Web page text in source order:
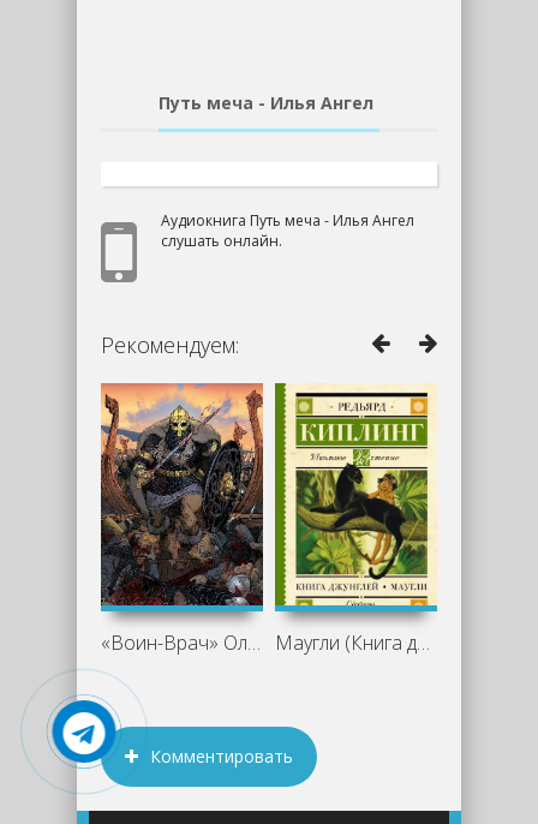
Путь меча - Илья Ангел
Аудиокнига Путь меча - Илья Ангел
слушать онлайн.
Рекомендуем:
«Воин-Врач» Олега Дмитриева: когда Маугли (Книга джунглей) - Редьярд
Комментировать